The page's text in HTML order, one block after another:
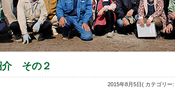
介 その２
2015年8月5日( カテゴリー: